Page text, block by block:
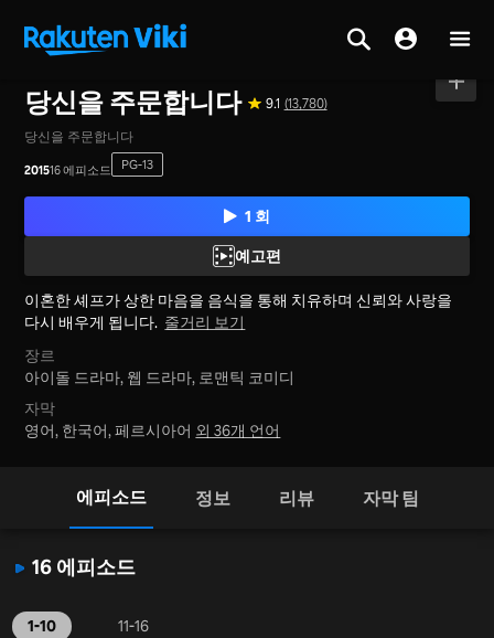
당신을 주문합니다 9.1 (13,780)
당신을 주문합니다
201516 에피소드 PG-13
1 회
예고편
이혼한 셰프가 상한 마음을 음식을 통해 치유하며 신뢰와 사랑을
다시 배우게 됩니다. 줄거리 보기
장르
아이돌 드라마, 웹 드라마, 로맨틱 코미디
자막
영어, 한국어, 페르시아어 외 36개 언어
에피소드 정보 리뷰 자막 팀
16 에피소드
1-10 11-16